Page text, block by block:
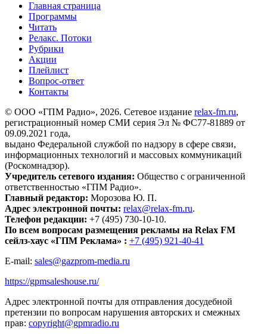
Главная страница
Программы
Читать
Релакс. Потоки
Рубрики
Акции
Плейлист
Вопрос-ответ
Контакты
© ООО «ГПМ Радио», 2026. Сетевое издание relax-fm.ru,
регистрационный номер СМИ серия Эл № ФС77-81889 от
09.09.2021 года,
выдано Федеральной службой по надзору в сфере связи,
информационных технологий и массовых коммуникаций
(Роскомнадзор).
Учредитель сетевого издания: Общество с ограниченной
ответственностью «ГПМ Радио».
Главный редактор: Морозова Ю. П.
Адрес электронной почты: relax@relax-fm.ru.
Телефон редакции: +7 (495) 730-10-10.
По всем вопросам размещения рекламы на Relax FM
сейлз-хаус «ГПМ Реклама» : +7 (495) 921-40-41
E-mail: sales@gazprom-media.ru
https://gpmsaleshouse.ru/
Адрес электронной почты для отправления досудебной
претензии по вопросам нарушения авторских и смежных
прав: copyright@gpmradio.ru